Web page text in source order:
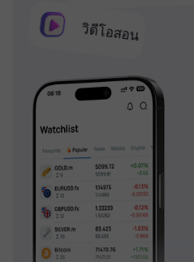
วิดีโอสอน